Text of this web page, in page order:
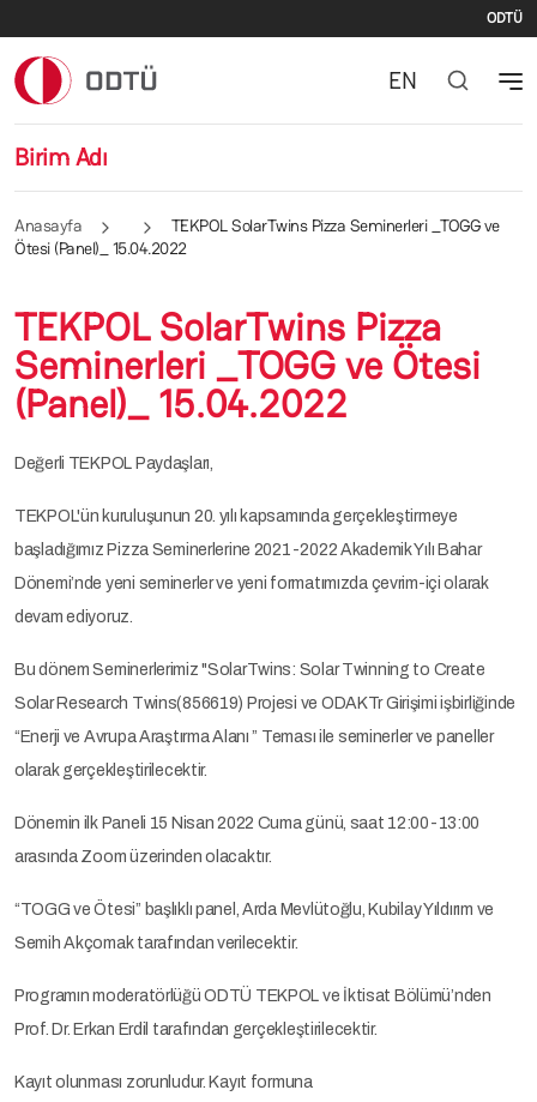
ODTÜ
Birim Adı
EN
Anasayfa
TEKPOL SolarTwins Pizza Seminerleri _TOGG ve
Ötesi (Panel)_ 15.04.2022
TEKPOL SolarTwins Pizza
Seminerleri _TOGG ve Ötesi
(Panel)_ 15.04.2022
Değerli TEKPOL Paydaşları,
TEKPOL'ün kuruluşunun 20. yılı kapsamında gerçekleştirmeye
başladığımız Pizza Seminerlerine 2021-2022 Akademik Yılı Bahar
Dönemi’nde yeni seminerler ve yeni formatımızda çevrim-içi olarak
devam ediyoruz.
Bu dönem Seminerlerimiz "SolarTwins: Solar Twinning to Create
Solar Research Twins(856619) Projesi ve ODAKTr Girişimi işbirliğinde
“Enerji ve Avrupa Araştırma Alanı ” Teması ile seminerler ve paneller
olarak gerçekleştirilecektir.
Dönemin ilk Paneli 15 Nisan 2022 Cuma günü, saat 12:00-13:00
arasında Zoom üzerinden olacaktır.
“TOGG ve Ötesi” başlıklı panel, Arda Mevlütoğlu, Kubilay Yıldırım ve
Semih Akçomak tarafından verilecektir.
Programın moderatörlüğü ODTÜ TEKPOL ve İktisat Bölümü’nden
Prof. Dr. Erkan Erdil tarafından gerçekleştirilecektir.
Kayıt olunması zorunludur. Kayıt formuna